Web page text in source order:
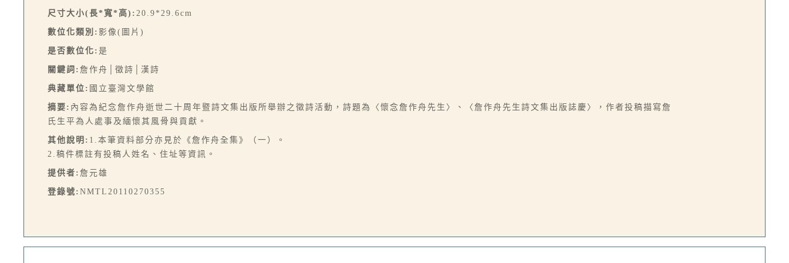
尺寸大小(長*寬*高): 20.9*29.6cm
數位化類別: 影像(圖片)
是否數位化: 是
關鍵詞: 詹作舟│徵詩│漢詩
典藏單位: 國立臺灣文學館
摘要: 內容為紀念詹作舟逝世二十周年暨詩文集出版所舉辦之徵詩活動，詩題為〈懷念詹作舟先生〉、〈詹作舟先生詩文集出版誌慶〉，作者投稿描寫詹
氏生平為人處事及緬懷其風骨與貢獻。
其他說明: 1.本筆資料部分亦見於《詹作舟全集》（一）。
2.稿件標註有投稿人姓名、住址等資訊。
提供者: 詹元雄
登錄號: NMTL20110270355